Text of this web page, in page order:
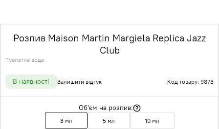
Розпив Maison Martin Margiela Replica Jazz
Club
Туалетна вода
В наявності Залишити відгук Код товару: 9873
Об'єм на розпив:
3 мл 5 мл 10 мл